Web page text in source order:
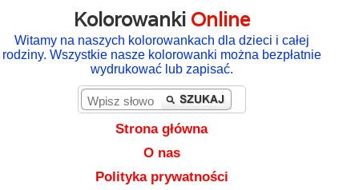
Kolorowanki Online
Witamy na naszych kolorowankach dla dzieci i całej
rodziny. Wszystkie nasze kolorowanki można bezpłatnie
wydrukować lub zapisać.
Strona główna
O nas
Polityka prywatności